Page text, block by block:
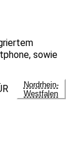
sowie
Nordrhein-
Westfalen